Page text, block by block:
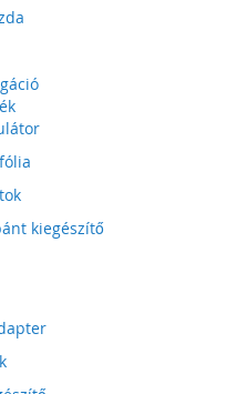
kiegészítő